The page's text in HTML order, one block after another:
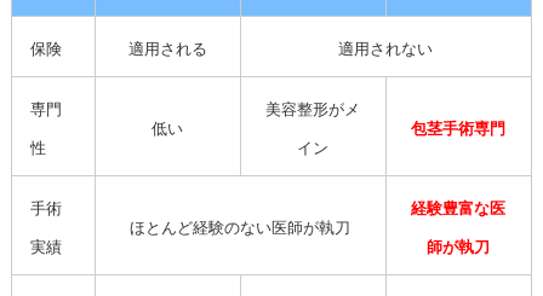
保険 適用される 適用されない
専門
性
低い
美容整形がメ
イン
包茎手術専門
手術
実績
ほとんど経験のない医師が執刀
経験豊富な医
師が執刀